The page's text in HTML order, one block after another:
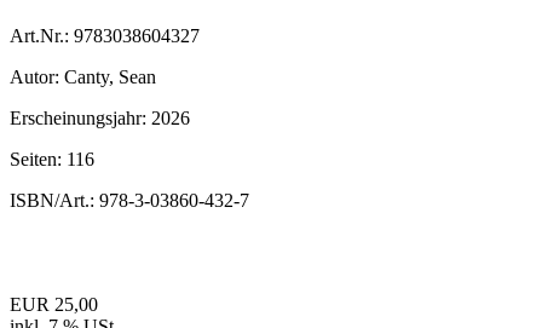
Art.Nr.: 9783038604327
Autor: Canty, Sean
Erscheinungsjahr: 2026
Seiten: 116
ISBN/Art.: 978-3-03860-432-7
EUR 25,00